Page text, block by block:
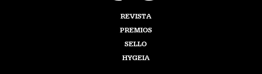
REVISTA
PREMIOS
SELLO
HYGEIA